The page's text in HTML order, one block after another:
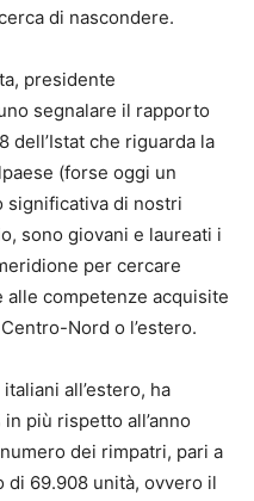
di nascondere.
presidente
segnalare il rapporto
dell’Istat che riguarda la
(forse oggi un
significativa di nostri
sono giovani e laureati i
per cercare
alle competenze acquisite
Nord o l’estero.
italiani all’estero, ha
in più rispetto all’anno
dei rimpatri, pari a
di 69.908 unità, ovvero il